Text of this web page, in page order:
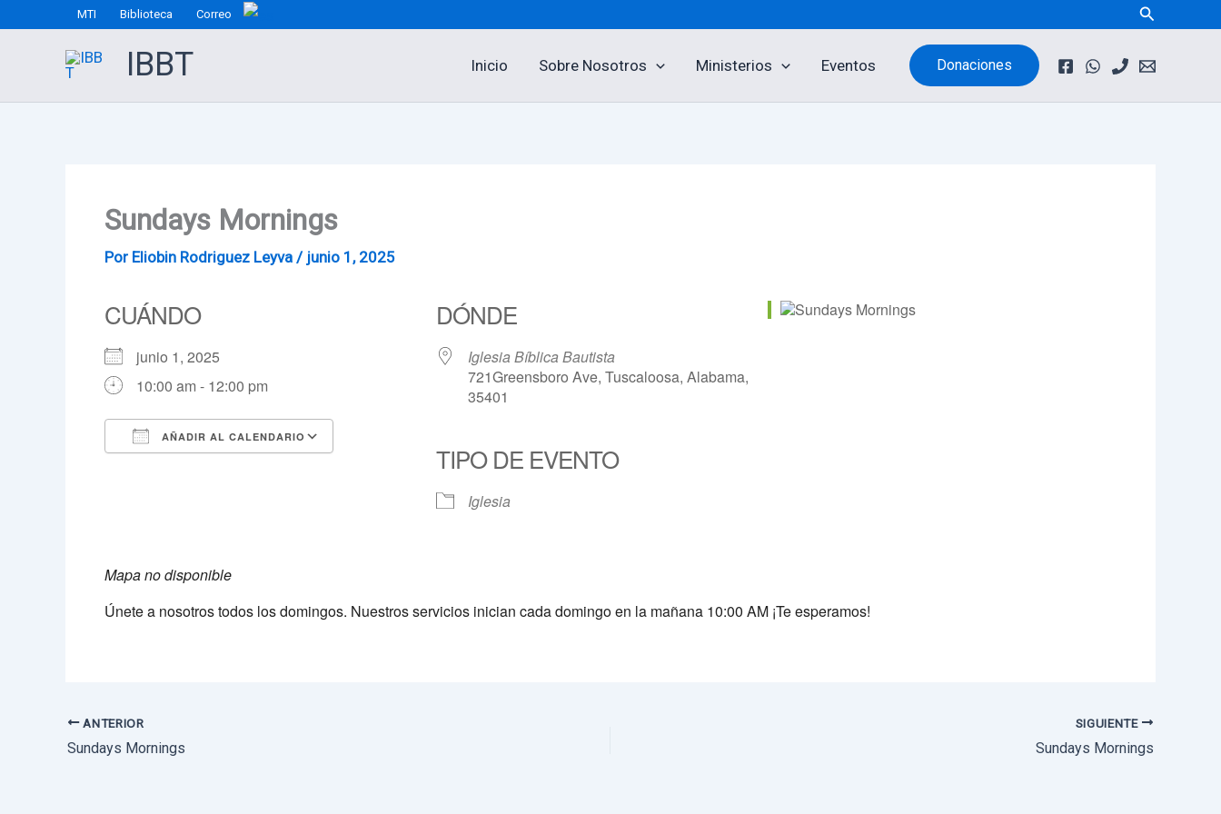
contenido
MTI Biblioteca Correo Buscar
IBBT Inicio Sobre Nosotros Ministerios Eventos Donaciones
Sundays Mornings
Por Eliobin Rodriguez Leyva / junio 1, 2025
CUÁNDO
junio 1, 2025
10:00 am - 12:00 pm
AÑADIR AL CALENDARIO
Google Calendar iCalendar
DÓNDE
Iglesia Bíblica Bautista
721Greensboro Ave, Tuscaloosa, Alabama,
35401
TIPO DE EVENTO
Iglesia
Mapa no disponible
Únete a nosotros todos los domingos. Nuestros servicios inician cada domingo en la mañana 10:00 AM ¡Te esperamos!
ANTERIOR
Sundays Mornings
SIGUIENTE
Sundays Mornings